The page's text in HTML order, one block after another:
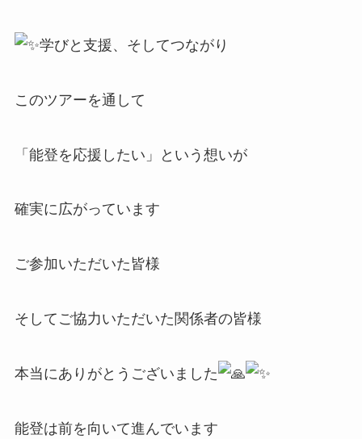
学びと支援、そしてつながり
このツアーを通して
「能登を応援したい」という想いが
確実に広がっています
ご参加いただいた皆様
そしてご協力いただいた関係者の皆様
本当にありがとうございました
能登は前を向いて進んでいます